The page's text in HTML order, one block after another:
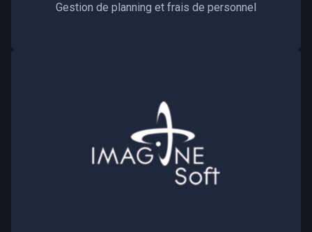
Gestion de planning et frais de personnel